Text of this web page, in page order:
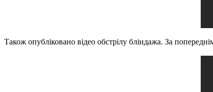
Також опубліковано відео обстрілу бліндажа. За